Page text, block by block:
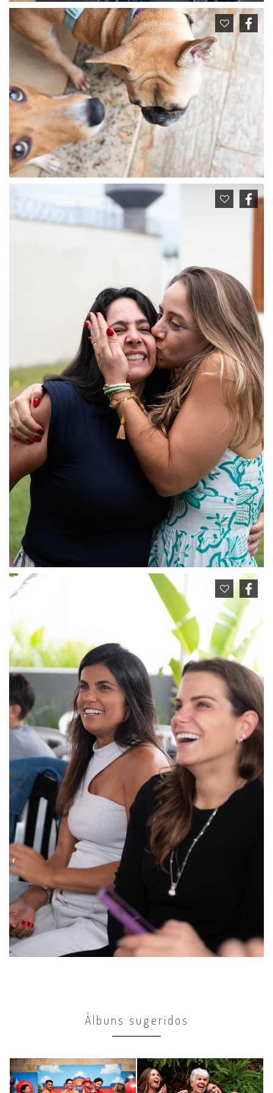
Álbuns sugeridos
Comemorações
4 anos Matheus
Comemorações
90 anos Maria